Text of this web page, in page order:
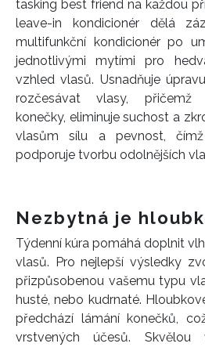
INFORMACE
tasking best friend na každou
leave-in kondicionér dělá
multifunkční kondicionér po
jednotlivými mytími pro
vzhled vlasů. Usnadňuje
rozčesávat vlasy, přičemž
konečky, eliminuje suchost a
vlasům sílu a pevnost,
podporuje tvorbu odolnějších
Nezbytná je
Týdenní kúra pomáhá doplnit
vlasů. Pro nejlepší výsledky
přizpůsobenou vašemu typu
husté, nebo kudrnaté.
předchází lámání konečků,
vrstvených účesů.